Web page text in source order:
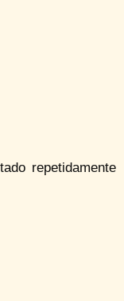
repetidamente